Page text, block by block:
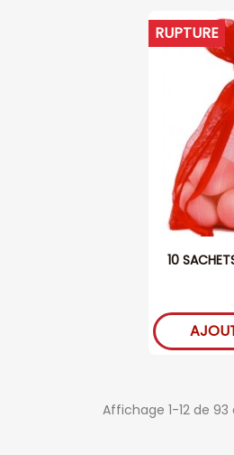
10
RUPTURE
Affichage 1-12 de